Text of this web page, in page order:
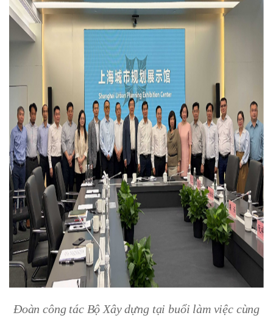
Đoàn công tác Bộ Xây dựng tại buổi làm việc cùng